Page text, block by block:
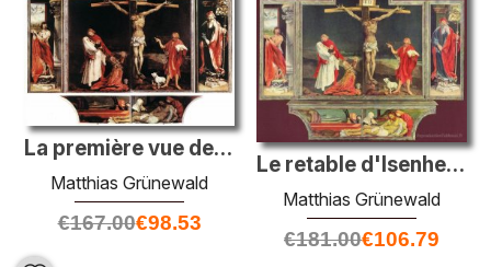
La première vue de l'autel: St. Sebastian (à gauche), la crucifi
Matthias Grünewald
€167.00€98.53
Le retable d'Isenheim
Matthias Grünewald
€181.00€106.79